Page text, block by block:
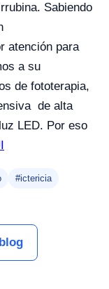
Sabiendo
atención para
a su
de fototerapia,
de alta
LED. Por eso
#ictericia